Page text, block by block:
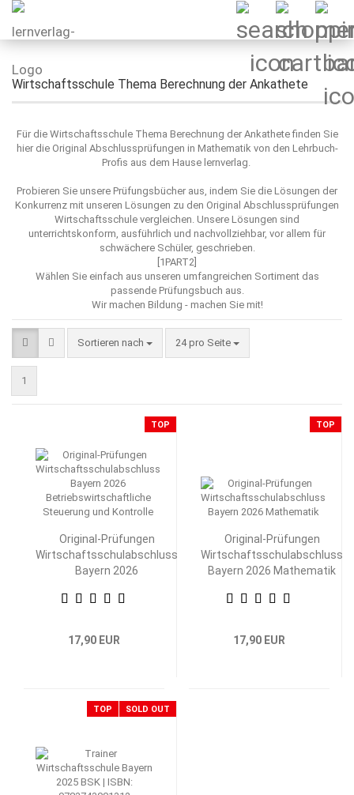
Wirtschaftsschule Thema Berechnung der Ankathete
Für die Wirtschaftsschule Thema Berechnung der Ankathete finden Sie
hier die Original Abschlussprüfungen in Mathematik von den Lehrbuch-
Profis aus dem Hause lernverlag.
Probieren Sie unsere Prüfungsbücher aus, indem Sie die Lösungen der
Konkurrenz mit unseren Lösungen zu den Original Abschlussprüfungen
Wirtschaftsschule vergleichen. Unsere Lösungen sind
unterrichtskonform, ausführlich und nachvollziehbar, vor allem für
schwächere Schüler, geschrieben.
[1PART2]
Wählen Sie einfach aus unseren umfangreichen Sortiment das
passende Prüfungsbuch aus.
Wir machen Bildung - machen Sie mit!
Sortieren nach
Sortieren nach 24 pro Seite
pro Seite
1
TOP
Original-Prüfungen
Wirtschaftsschulabschluss
Bayern 2026
Steuerung und Kontrolle
17,90 EUR
TOP
Original-Prüfungen
Wirtschaftsschulabschluss
Bayern 2026 Mathematik
17,90 EUR
TOP SOLD OUT